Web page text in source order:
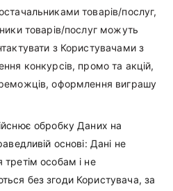
товарів/послуг,
товарів/послуг можуть
з Користувачами з
конкурсів, промо та акцій,
оформлення виграшу
обробку Даних на
основі: Дані не
третім особам і не
без згоди Користувача, за